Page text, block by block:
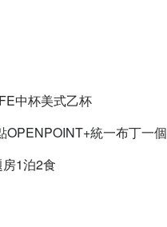
中杯美式乙杯
統一布丁一個
1泊2食